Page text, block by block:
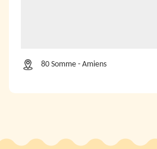
80 Somme - Amiens